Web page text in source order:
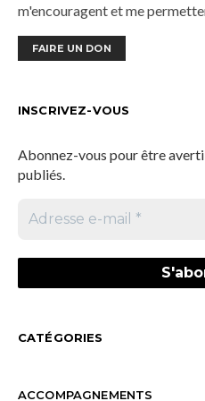
m'encouragent et me
FAIRE UN DON
INSCRIVEZ-VOUS
Abonnez-vous pour être
publiés.
CATÉGORIES
ACCOMPAGNEMENTS